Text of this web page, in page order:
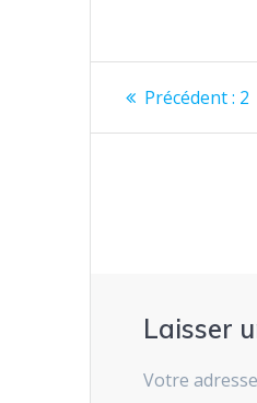
de
Précédent : 2
Laisser
Votre